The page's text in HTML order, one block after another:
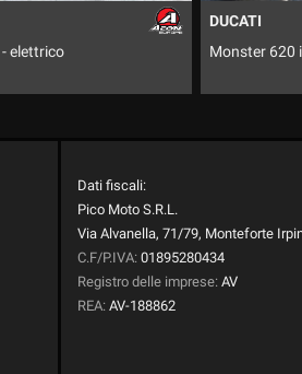
i.e. Dark
YAMAHA
TDM 900 .
Dati fiscali:
Pico Moto S.R.L.
Via Alvanella, 71/79, Monteforte
C.F/P.IVA: 01895280434
Registro delle imprese: AV
REA: AV-188862